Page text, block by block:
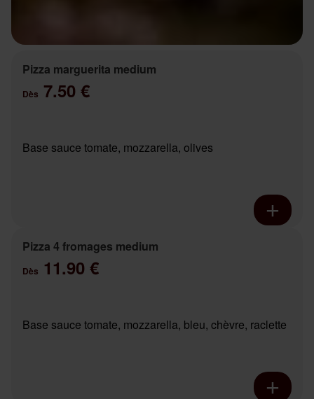
Pizza marguerita medium
Dès 7.50 €
Base sauce tomate, mozzarella, olives
Pizza 4 fromages medium
Dès 11.90 €
Base sauce tomate, mozzarella, bleu, chèvre, raclette